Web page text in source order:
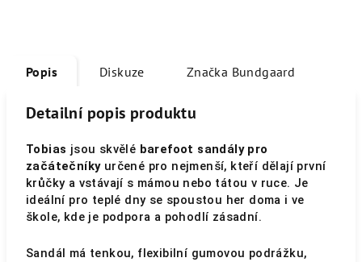
Popis Diskuze Značka Bundgaard
Detailní popis produktu
Tobias jsou skvělé barefoot sandály pro
začátečníkyurčené pro nejmenší, kteří dělají první
krůčky a vstávají s mámou nebo tátou v ruce. Je
ideální pro teplé dny se spoustou her doma i ve
škole, kde je podpora a pohodlí zásadní.
Sandál má tenkou, flexibilní gumovou podrážku,